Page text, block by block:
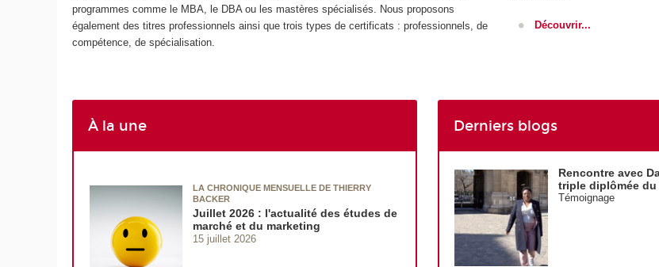
programmes comme le MBA, le DBA ou les mastères spécialisés. Nous proposons
également des titres professionnels ainsi que trois types de certificats : professionnels, de
compétence, de spécialisation.
Découvrir...
À la une
LA CHRONIQUE MENSUELLE DE THIERRY
BACKER
Juillet 2026 : l'actualité des études de
marché et du marketing
15 juillet 2026
Derniers blogs
Rencontre avec
triple diplômée du
Témoignage